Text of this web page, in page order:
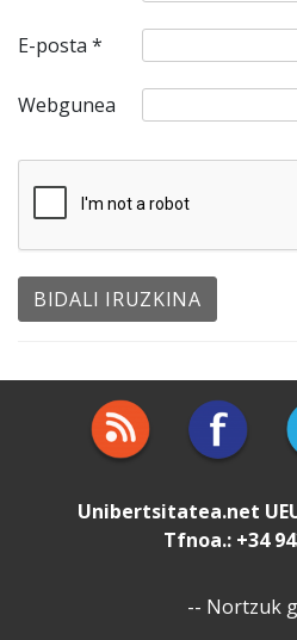
E-posta *
Webgunea
Unibertsitatea.net
Tfnoa.: +34
-- Nortzuk